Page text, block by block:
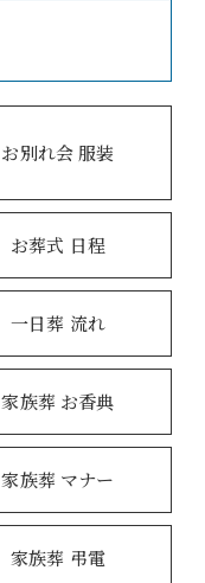
お別れ会 服装
お葬式 日程
一日葬 流れ
家族葬 お香典
家族葬 マナー
家族葬 弔電